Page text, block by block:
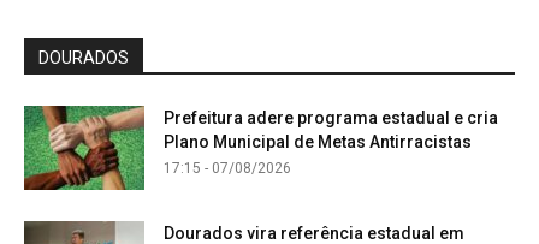
DOURADOS
Prefeitura adere programa estadual e cria
Plano Municipal de Metas Antirracistas
17:15 - 07/08/2026
Dourados vira referência estadual em